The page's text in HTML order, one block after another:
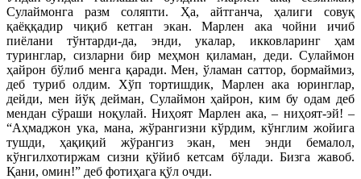
Сулаймонга разм соляпти. Ҳа, айтганча, ҳалиги совуқ
қаёққадир чиқиб кетган экан. Марлен ака чойни ичиб
пиёлани тўнтарди-да, энди, укалар, икковларинг ҳам
туринглар, сизларни бир меҳмон қиламан, деди. Сулаймон
ҳайрон бўлиб менга қаради. Мен, ўламан саттор, бормаймиз,
деб туриб олдим. Хўп тортишдик, Марлен ака юринглар,
дейди, мен йўқ дейман, Сулаймон ҳайрон, ким бу одам деб
мендан сўраши ноқулай. Ниҳоят Марлен ака, – ниҳоят-эй! –
“Аҳмаджон ука, мана, жўрангизни кўрдим, кўнглим жойига
тушди, ҳақиқий жўрангиз экан, мен энди бемалол,
кўнгилхотиржам сизни қўйиб кетсам бўлади. Бизга жавоб.
Қани, омин!” деб фотиҳага қўл очди.